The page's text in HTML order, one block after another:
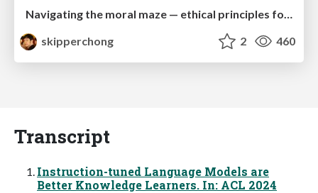
skipperchong
2 460
Transcript
Instruction-tuned Language Models are
Better Knowledge Learners. In: ACL 2024